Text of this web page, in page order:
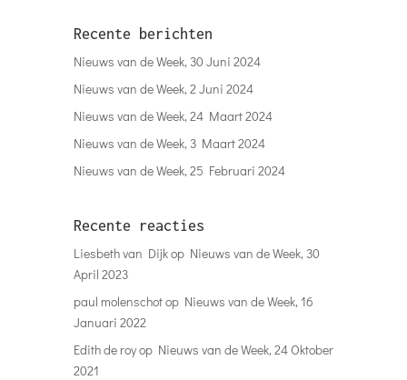
Recente berichten
Nieuws van de Week, 30 Juni 2024
Nieuws van de Week, 2 Juni 2024
Nieuws van de Week, 24 Maart 2024
Nieuws van de Week, 3 Maart 2024
Nieuws van de Week, 25 Februari 2024
Recente reacties
Liesbeth van Dijkop Nieuws van de Week, 30
April 2023
paul molenschotop Nieuws van de Week, 16
Januari 2022
Edith de royop Nieuws van de Week, 24 Oktober
2021